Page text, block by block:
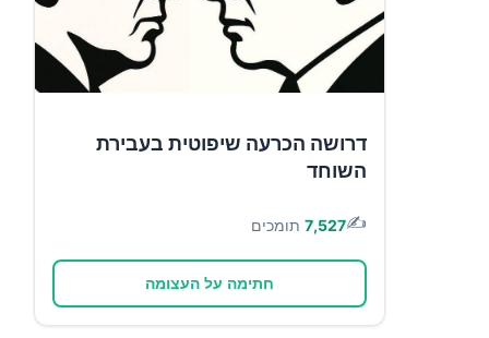
דרושה הכרעה שיפוטית בעבירת
השוחד
✍️
7,527 תומכים
חתימה על העצומה